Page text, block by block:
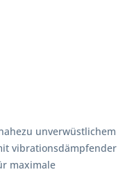
unverwüstlichem
vibrationsdämpfender
maximale